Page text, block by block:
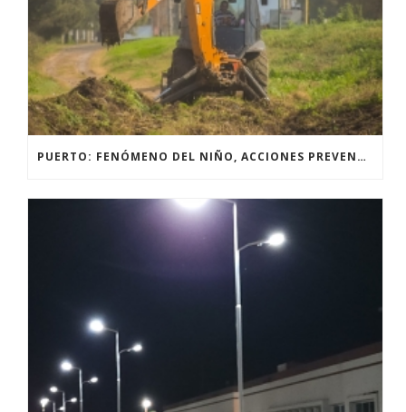
PUERTO: FENÓMENO DEL NIÑO, ACCIONES PREVENTIVAS Y OBRAS.